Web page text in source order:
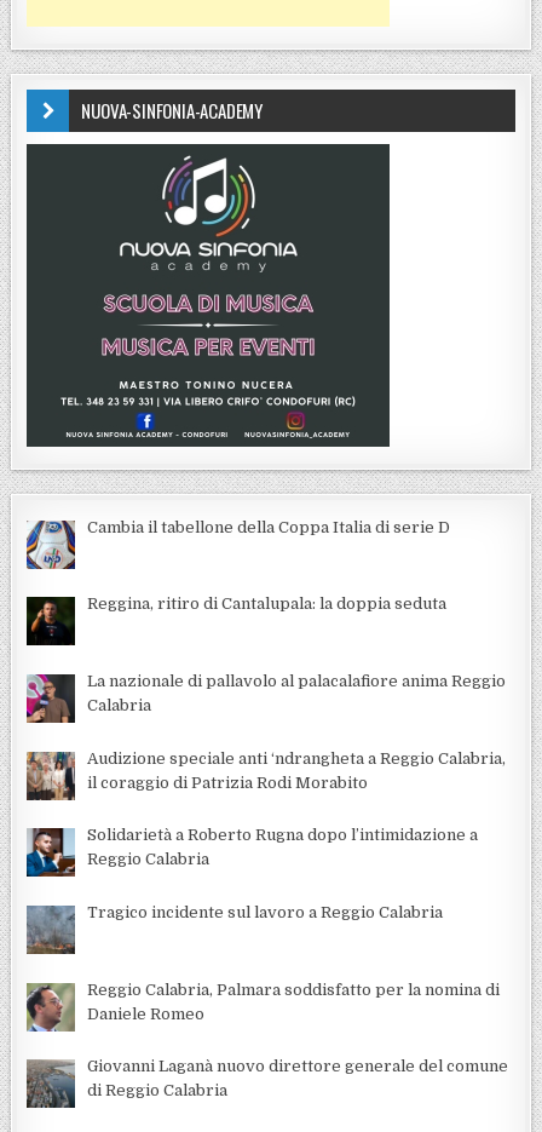
NUOVA-SINFONIA-ACADEMY
Cambia il tabellone della Coppa Italia di serie D
Reggina, ritiro di Cantalupala: la doppia seduta
La nazionale di pallavolo al palacalafiore anima Reggio
Calabria
Audizione speciale anti ‘ndrangheta a Reggio Calabria,
il coraggio di Patrizia Rodi Morabito
Solidarietà a Roberto Rugna dopo l’intimidazione a
Reggio Calabria
Tragico incidente sul lavoro a Reggio Calabria
Reggio Calabria, Palmara soddisfatto per la nomina di
Daniele Romeo
Giovanni Laganà nuovo direttore generale del comune
di Reggio Calabria